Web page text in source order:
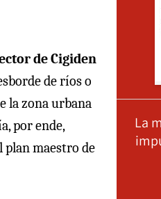
de Cigiden
de ríos o
la zona urbana
por ende,
plan maestro de
La